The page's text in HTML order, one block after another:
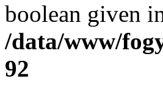
boolean given
/data/www/
92